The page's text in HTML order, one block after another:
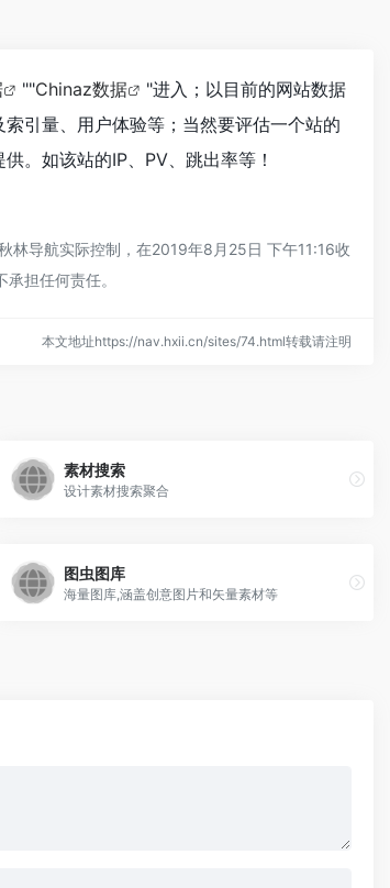
""Chinaz数据
"进入；以目前的网站数据
引量、用户体验等；当然要评估一个站的
。如该站的IP、PV、跳出率等！
林导航实际控制，在2019年8月25日 下午11:16收
担任何责任。
本文地址https://nav.hxii.cn/sites/74.html转载请注明
素材搜索
设计素材搜索聚合
图虫图库
海量图库,涵盖创意图片和矢量素材等